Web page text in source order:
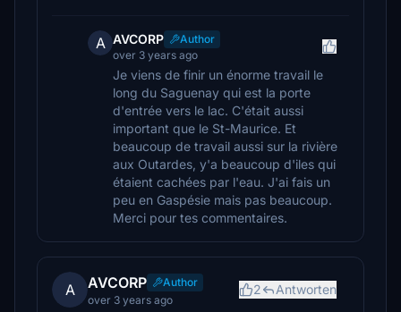
A AVCORP
Author
over 3 years ago
Je viens de finir un énorme travail le
long du Saguenay qui est la porte
d'entrée vers le lac. C'était aussi
important que le St-Maurice. Et
beaucoup de travail aussi sur la rivière
aux Outardes, y'a beaucoup d'iles qui
étaient cachées par l'eau. J'ai fais un
peu en Gaspésie mais pas beaucoup.
Merci pour tes commentaires.
A AVCORP
Author
over 3 years ago
2 Antworten